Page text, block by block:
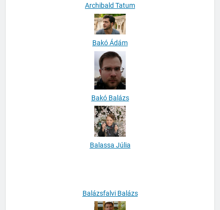
Archibald Tatum
Bakó Ádám
Bakó Balázs
Balázsfalvi Balázs